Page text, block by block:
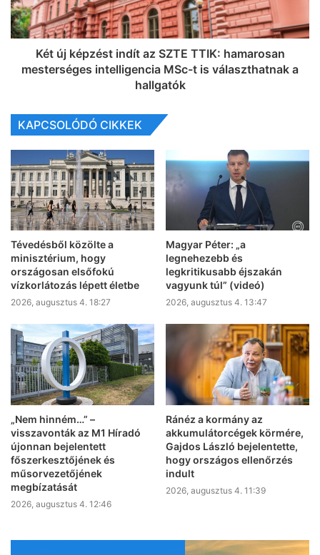
Két új képzést indít az SZTE TTIK: hamarosan
mesterséges intelligencia MSc-t is választhatnak a
hallgatók
KAPCSOLÓDÓ CIKKEK
Tévedésből közölte a
minisztérium, hogy
országosan elsőfokú
vízkorlátozás lépett életbe
2026, augusztus 4. 18:27
Magyar Péter: „a
legnehezebb és
legkritikusabb éjszakán
vagyunk túl” (videó)
2026, augusztus 4. 13:47
„Nem hinném…” –
visszavonták az M1 Híradó
újonnan bejelentett
főszerkesztőjének és
műsorvezetőjének
megbízatását
2026, augusztus 4. 12:46
Ránéz a kormány az
akkumulátorcégek körmére,
Gajdos László bejelentette,
hogy országos ellenőrzés
indult
2026, augusztus 4. 11:39